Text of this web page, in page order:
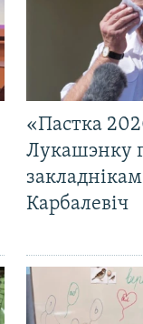
«Пастка
Лукашэнку
Карбалевіч